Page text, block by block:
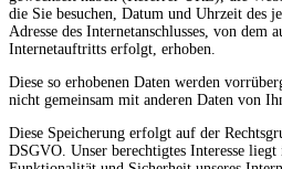
die Sie besuchen, Datum und Uhrzeit des
Adresse des Internetanschlusses, von dem
Internetauftritts erfolgt, erhoben.
Diese so erhobenen Daten werden
nicht gemeinsam mit anderen Daten von
Diese Speicherung erfolgt auf der
DSGVO. Unser berechtigtes Interesse